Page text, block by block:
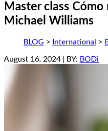
Master class
Michael Williams
BLOG > International >
August 16, 2024 | BY: BODi